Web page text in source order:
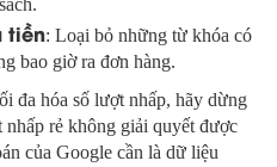
tiền: Loại bỏ những từ khóa có
bao giờ ra đơn hàng.
đa hóa số lượt nhấp, hãy dừng
rẻ không giải quyết được
của Google cần là dữ liệu